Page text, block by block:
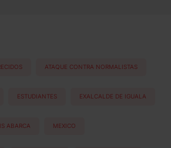
ATAQUE CONTRA NORMALISTAS
ESTUDIANTES EXALCALDE DE IGUALA
ABARCA MEXICO